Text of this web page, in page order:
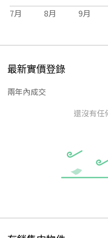
7月 8月 9月
最新實價登錄
兩年內成交
還沒有任